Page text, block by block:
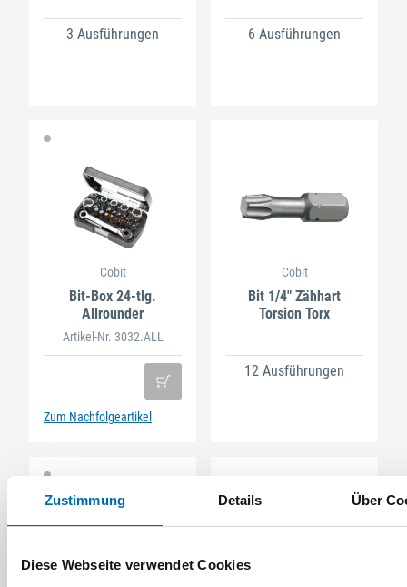
Zustimmung Details Über
Diese Webseite verwendet Cookies
3 Ausführungen 6 Ausführungen
Cobit
Bit-Box 24-tlg.
Allrounder
Artikel-Nr. 3032.ALL
Zum Nachfolgeartikel
Cobit
Bit 1/4" Zähhart
Torsion Torx
12 Ausführungen